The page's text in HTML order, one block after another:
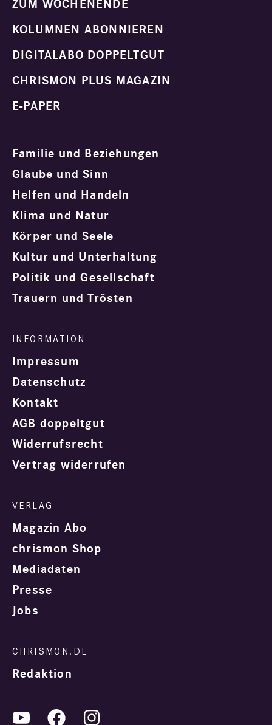
ZUM WOCHENENDE
KOLUMNEN ABONNIEREN
DIGITALABO DOPPELTGUT
CHRISMON PLUS MAGAZIN
E-PAPER
Familie und Beziehungen
Glaube und Sinn
Helfen und Handeln
Klima und Natur
Körper und Seele
Kultur und Unterhaltung
Politik und Gesellschaft
Trauern und Trösten
Impressum
Datenschutz
Kontakt
AGB doppeltgut
Widerrufsrecht
Vertrag widerrufen
Magazin Abo
chrismon Shop
Mediadaten
Presse
Jobs
Redaktion